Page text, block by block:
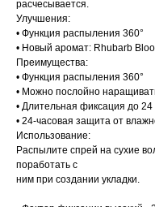
расчесывается.
Улучшения:
• Функция распыления 360°
• Новый аромат: Rhubarb
Преимущества:
• Функция распыления 360°
• Можно послойно
• Длительная фиксация до 24
• 24-часовая защита от
Использование:
Распылите спрей на сухие
поработать с
ним при создании укладки.